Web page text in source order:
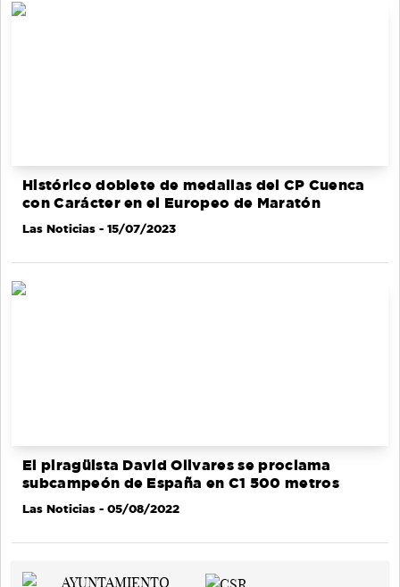
Histórico doblete de medallas del CP Cuenca
con Carácter en el Europeo de Maratón
Las Noticias - 15/07/2023
El piragüista David Olivares se proclama
subcampeón de España en C1 500 metros
Las Noticias - 05/08/2022